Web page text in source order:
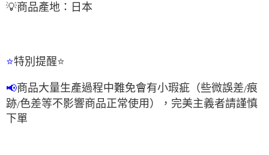
💡商品產地：日本
⭐特別提醒⭐
📢商品大量生產過程中難免會有小瑕疵（些微誤差/痕
跡/色差等不影響商品正常使用），完美主義者請謹慎
下單